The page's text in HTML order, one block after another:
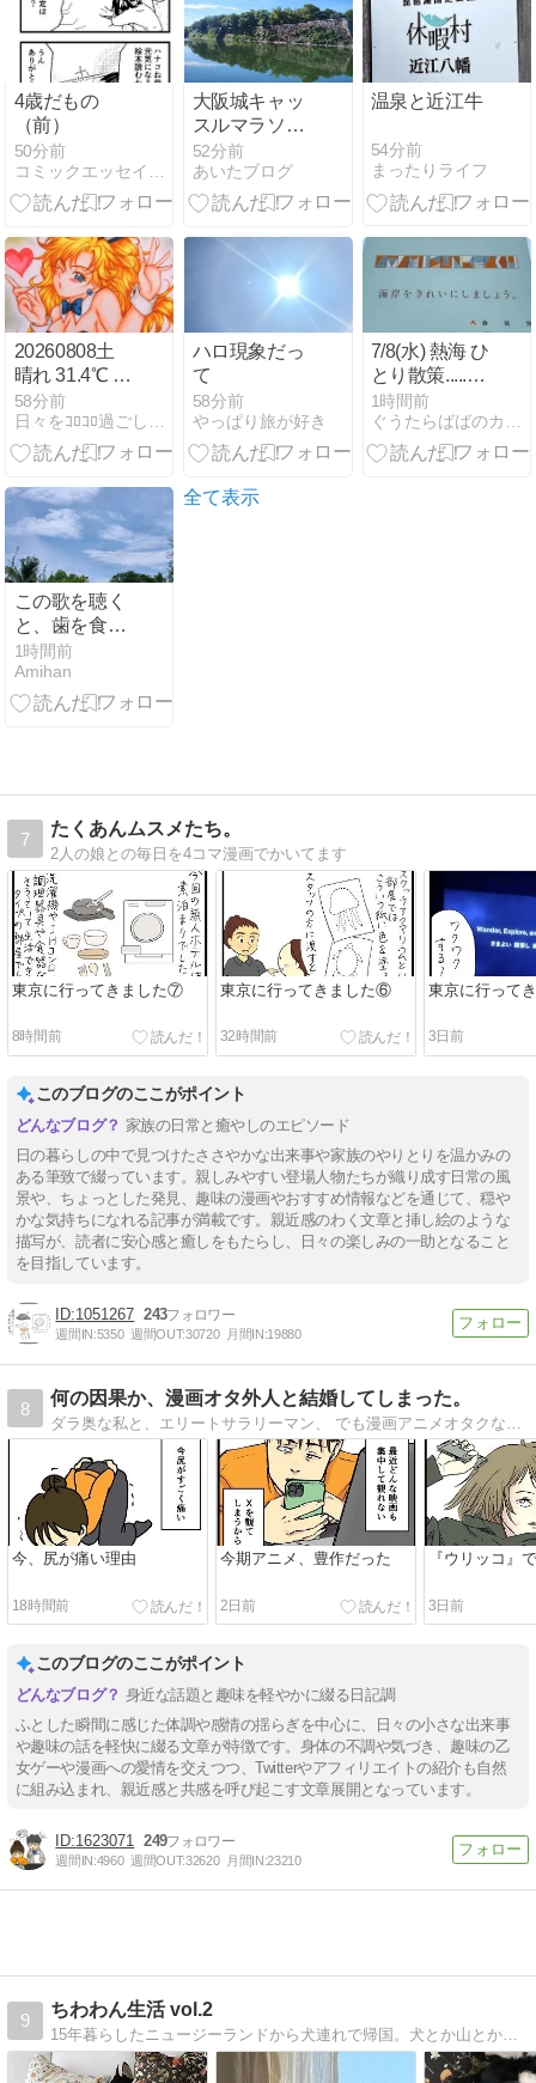
4歳だもの
（前）
50分前
大阪城キャッ
スルマラソン
21km
52分前
あいたブログ
温泉と近江牛
54分前
まったりライフ
20260808土
晴れ 31.4℃ 湿
度60% 外気温
33℃ 1002hPa
65.2㎏
58分前
ハロ現象だっ
て
58分前
やっぱり旅が好き
7/8(水) 熱海 ひ
とり散策.....最
後熱海と言え
ば「寛一お
宮」ですね〓
1時間前
この歌を聴く
と、歯を食い
しばったこと
を思い出しま
す。 Listening
Gritted My
Teeth.
1時間前
Amihan
全て表示
7
たくあんムスメたち。
2人の娘との毎日を4コマ漫画でかいてます
東京に行ってきました⑦
8時間前
東京に行ってきました⑥
32時間前
東京に行って
3日前
このブログのここがポイント
家族の日常と癒やしのエピソード
日の暮らしの中で見つけたささやかな出来事や家族のやりとりを温かみの
ある筆致で綴っています。親しみやすい登場人物たちが織り成す日常の風
景や、ちょっとした発見、趣味の漫画やおすすめ情報などを通じて、穏や
かな気持ちになれる記事が満載です。親近感のわく文章と挿し絵のような
描写が、読者に安心感と癒しをもたらし、日々の楽しみの一助となること
を目指しています。
1051267 243
週間IN:5350 週間OUT:30720 月間IN:19880
8
何の因果か、漫画オタ外人と結婚してしまった。
今、尻が痛い理由
18時間前
今期アニメ、豊作だった
2日前
『ウリッコ』
3日前
このブログのここがポイント
身近な話題と趣味を軽やかに綴る日記調
ふとした瞬間に感じた体調や感情の揺らぎを中心に、日々の小さな出来事
や趣味の話を軽快に綴る文章が特徴です。身体の不調や気づき、趣味の乙
女ゲーや漫画への愛情を交えつつ、Twitterやアフィリエイトの紹介も自然
に組み込まれ、親近感と共感を呼び起こす文章展開となっています。
1623071 249
週間IN:4960 週間OUT:32620 月間IN:23210
9
ちわわん生活 vol.2
15年暮らしたニュージーランドから犬連れで帰国。犬とか山とか温泉とか海外生活とかあれこれ。